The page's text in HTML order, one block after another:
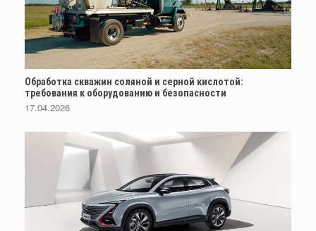
Обработка скважин соляной и серной кислотой:
требования к оборудованию и безопасности
17.04.2026